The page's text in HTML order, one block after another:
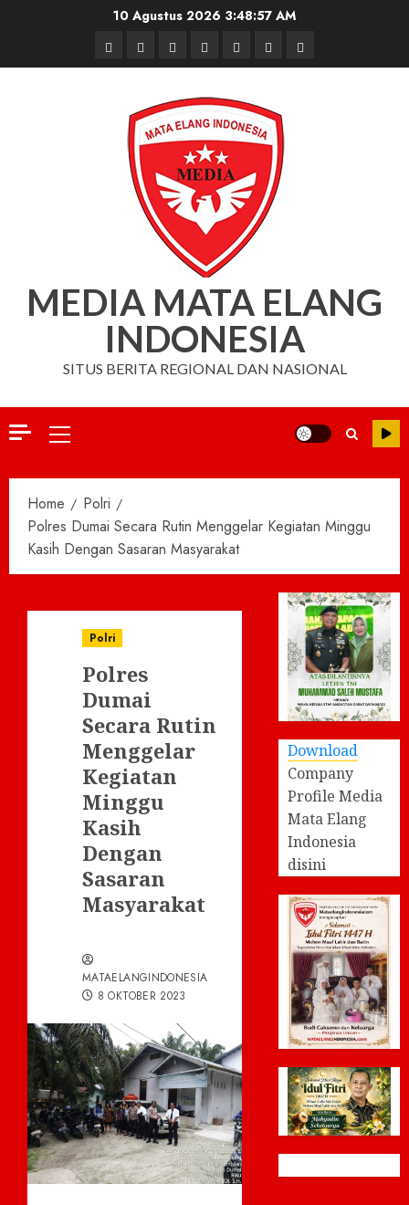
10 Agustus 2026 3:48:58 AM
BerandaNasionalDaerahHukum
dan
Kriminal
Pendidikan
Box
Redaksi
Iklan
MEDIA MATA ELANG
INDONESIA
SITUS BERITA REGIONAL DAN NASIONAL
Primary
Home
Polri
Polres Dumai Secara Rutin Menggelar Kegiatan Minggu
Kasih Dengan Sasaran Masyarakat
Polri
Polres
Dumai
Secara Rutin
Menggelar
Kegiatan
Minggu
Kasih
Dengan
Sasaran
Masyarakat
MATAELANGINDONESIA
8 OKTOBER 2023
Download
Company
Profile Media
Mata Elang
Indonesia
disini